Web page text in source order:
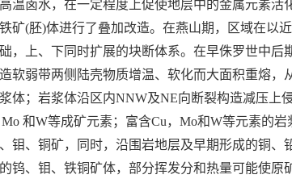
温卤水，在一定程度上促使地层中的金属元素
矿(胚)体进行了叠加改造。在燕山期，区域在以
，上、下同时扩展的块断体系。在早侏罗世中
软弱带两侧陆壳物质增温、软化而大面积重熔
体；岩浆体沿区内NNW及NE向断裂构造减压上
和W等成矿元素；富含Cu，Mo和W等元素的
钼、铜矿，同时，沿围岩地层及早期形成的铜
钨、钼、铁铜矿体，部分挥发分和热量可能使